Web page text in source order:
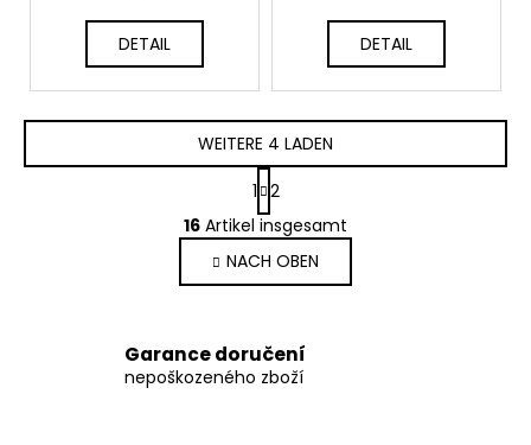
DETAIL DETAIL
S
t
e
u
r
e
WEITERE 4 LADEN
P
a
g
i
n
i
u
n
1 2
16 Artikel insgesamt
NACH OBEN
Garance doručení
nepoškozeného zboží